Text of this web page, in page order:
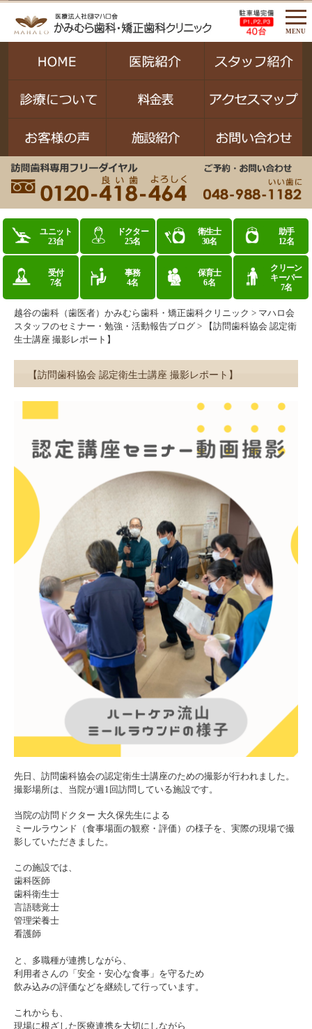
MENU
ユニット
23台
ドクター
25名
衛生士
30名
助手
12名
受付
7名
事務
4名
保育士
6名
クリーン
キーパー
7名
越谷の歯科（歯医者）かみむら歯科・矯正歯科クリニック > マハロ会
スタッフのセミナー・勉強・活動報告ブログ >
【訪問歯科協会 認定衛
生士講座 撮影レポート】
【訪問歯科協会 認定衛生士講座 撮影レポート】
先日、訪問歯科協会の認定衛生士講座のための撮影が行われました。
撮影場所は、当院が週1回訪問している施設です。
当院の訪問ドクター 大久保先生による
ミールラウンド（食事場面の観察・評価） の様子を、実際の現場で撮
影していただきました。
この施設では、
歯科医師
歯科衛生士
言語聴覚士
管理栄養士
看護師
と、多職種が連携しながら、
利用者さんの 「安全・安心な食事」 を守るため
飲み込みの評価などを継続して行っています。
これからも、
現場に根ざした医療連携を大切にしながら